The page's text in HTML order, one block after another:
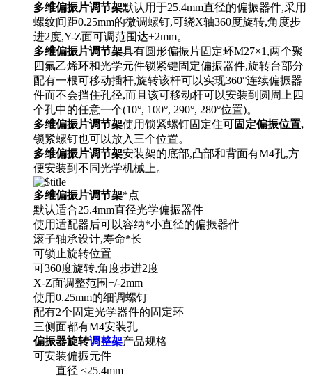
多维偏振片调节架默认用于25.4mm直径的偏振器件,采用
螺纹间距0.25mm的微调螺钉,可绕X轴360度旋转,角度步
进2度,Y-Z面可调范围达±2mm。
多维偏振片调节架具有圆形偏振片固定环M27×1,两个聚
四氟乙烯环和光学元件锁紧键固定偏振器件,旋转台部分
配有一根可移动插杆,旋转该杆可以实现360°连续偏振器
件而不会挡住孔径,而且该可移动杆可以安装到圆周上四
个孔中的任意一个(10°, 100°, 290°, 280°位置)。
多维偏振片调节架使用锁紧螺钉固定住可固定偏振位置,
锁紧螺钉也可以放入三个位置。
多维偏振片调节架安装架的底部,凸部和背面有M4孔,方
便安装到不同光学机械上。
多维偏振片调节架*点
默认适合25.4mm直径光学偏振器件
使用适配器后可以容纳*小直径的偏振器件
滚子轴承设计,寿命*长
可锁止旋转位置
可360度旋转,角度步进2度
X-Z面调整范围+/-2mm
使用0.25mm的细调螺钉
配有2个固定光学器件的固定环
三侧面都有M4安装孔
偏振器旋转调整架产品规格
可安装偏振元件
直径 ≤25.4mm